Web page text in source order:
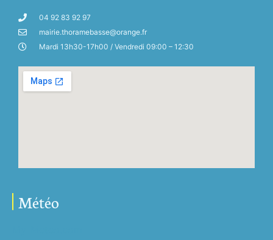
04 92 83 92 97
mairie.thoramebasse@orange.fr
Mardi 13h30-17h00 / Vendredi 09:00 – 12:30
Météo